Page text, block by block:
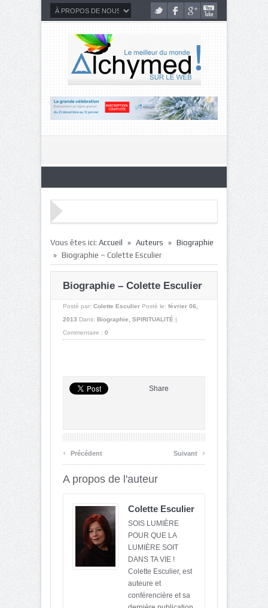
Vous êtes ici: Accueil » Auteurs » Biographie
» Biographie – Colette Esculier
Biographie – Colette Esculier
Posté par: Colette Esculier Posté le: février 06,
2013 Dans: Biographie SPIRITUALITÉ |
Commentaire : 0
Share
‹ Précédent Suivant ›
A propos de l'auteur
Colette Esculier
SOIS LUMIÈRE
POUR QUE LA
LUMIÈRE SOIT
DANS TA VIE !
Colette Esculier, est
auteure et
conférencière et sa